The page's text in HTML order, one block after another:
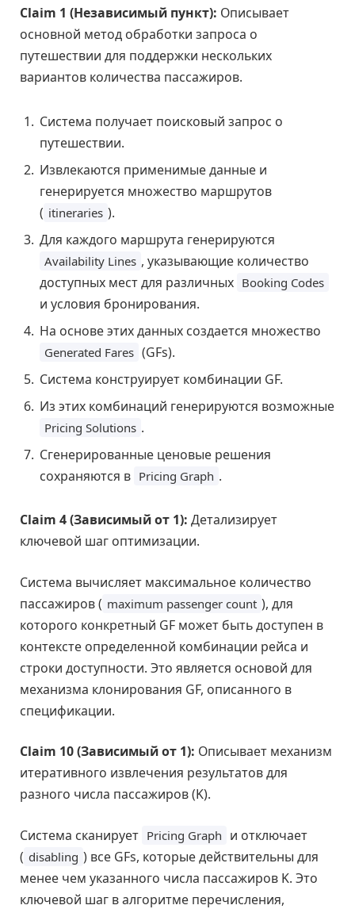
Claim 1 (Независимый пункт): Описывает
основной метод обработки запроса о
путешествии для поддержки нескольких
вариантов количества пассажиров.
Система получает поисковый запрос о
путешествии.
Извлекаются применимые данные и
генерируется множество маршрутов
( itineraries ).
Для каждого маршрута генерируются
Availability Lines , указывающие количество
доступных мест для различных Booking Codes
и условия бронирования.
На основе этих данных создается множество
Generated Fares (GFs).
Система конструирует комбинации GF.
Из этих комбинаций генерируются возможные
Pricing Solutions .
Сгенерированные ценовые решения
сохраняются в Pricing Graph .
Claim 4 (Зависимый от 1): Детализирует
ключевой шаг оптимизации.
Система вычисляет максимальное количество
пассажиров ( maximum passenger count ), для
которого конкретный GF может быть доступен в
контексте определенной комбинации рейса и
строки доступности. Это является основой для
механизма клонирования GF, описанного в
спецификации.
Claim 10 (Зависимый от 1): Описывает механизм
итеративного извлечения результатов для
разного числа пассажиров (K).
Система сканирует Pricing Graph и отключает
( disabling ) все GFs, которые действительны для
менее чем указанного числа пассажиров K. Это
ключевой шаг в алгоритме перечисления,